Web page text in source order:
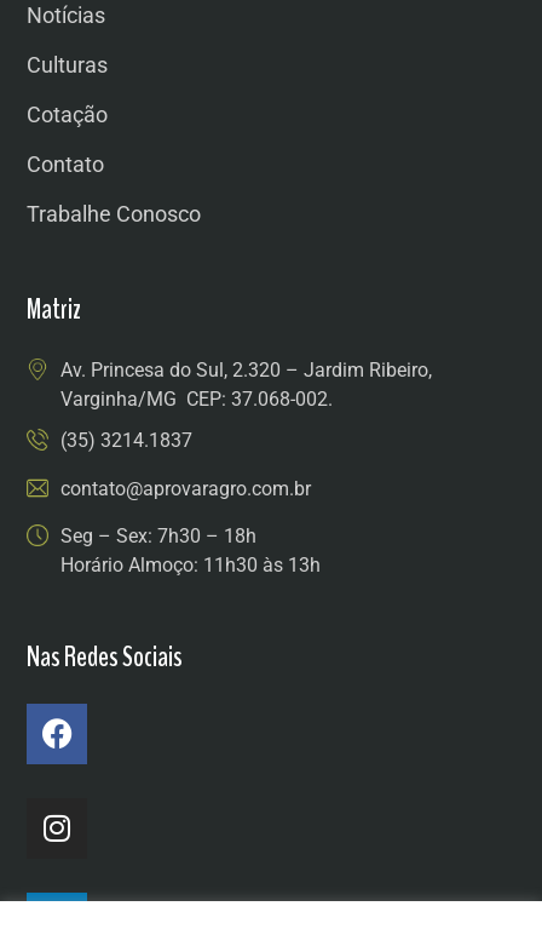
Notícias
Culturas
Cotação
Contato
Trabalhe Conosco
Matriz
Av. Princesa do Sul, 2.320 – Jardim Ribeiro,
Varginha/MG CEP: 37.068-002.
(35) 3214.1837
contato@aprovaragro.com.br
Seg – Sex: 7h30 – 18h
Horário Almoço: 11h30 às 13h
Nas Redes Sociais